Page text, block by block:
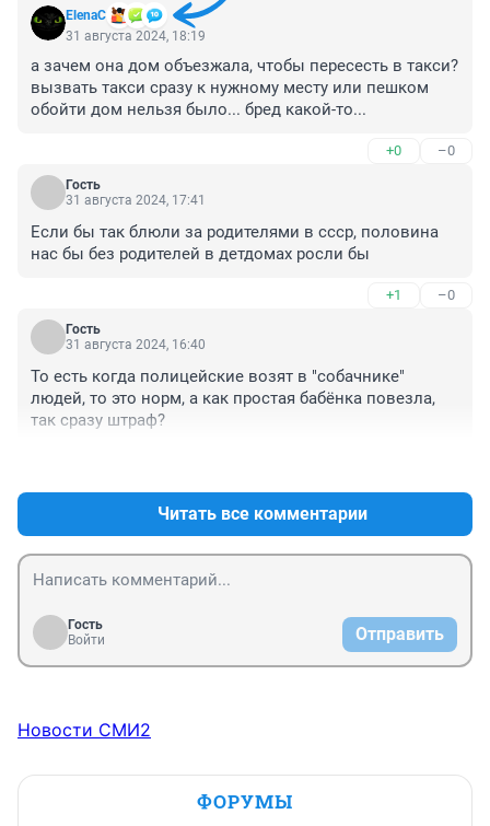
ElenaC
31 августа 2024, 18:19
а зачем она дом объезжала, чтобы пересесть в такси?
вызвать такси сразу к нужному месту или пешком
обойти дом нельзя было... бред какой-то...
+0 –0
Гость
31 августа 2024, 17:41
Если бы так блюли за родителями в ссср, половина
нас бы без родителей в детдомах росли бы
+1 –0
Гость
31 августа 2024, 16:40
То есть когда полицейские возят в "собачнике"
людей, то это норм, а как простая бабёнка повезла,
так сразу штраф?
Читать все комментарии
Гость
Войти
Отправить
Новости СМИ2
ФОРУМЫ